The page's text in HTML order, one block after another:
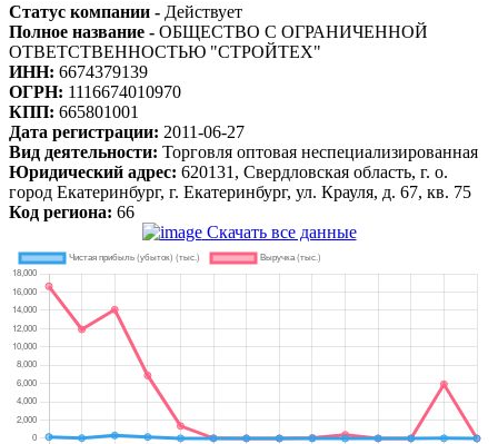
Статус компании - Действует
Полное название - ОБЩЕСТВО С ОГРАНИЧЕННОЙ
ОТВЕТСТВЕННОСТЬЮ "СТРОЙТЕХ"
ИНН: 6674379139
ОГРН: 1116674010970
КПП: 665801001
Дата регистрации: 2011-06-27
Вид деятельности: Торговля оптовая неспециализированная
Юридический адрес: 620131, Свердловская область, г. о.
город Екатеринбург, г. Екатеринбург, ул. Крауля, д. 67, кв. 75
Код региона: 66
Скачать все данные